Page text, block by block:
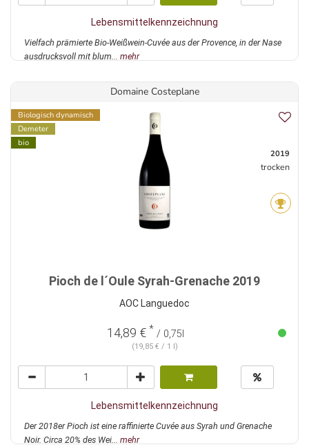
Lebensmittelkennzeichnung
Vielfach prämierte Bio-Weißwein-Cuvée aus der Provence, in der Nase
ausdrucksvoll mit blum... mehr
Domaine Costeplane
Biologisch dynamisch
Demeter
bio
2019
trocken
Pioch de l´Oule Syrah-Grenache 2019
AOC Languedoc
14,89 € * / 0,75l
(19,85 € / 1 l)
Lebensmittelkennzeichnung
Der 2018er Pioch ist eine raffinierte Cuvée aus Syrah und Grenache
Noir. Circa 20% des Wei... mehr